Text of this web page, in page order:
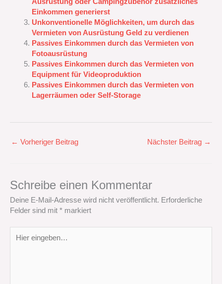
Einkommen generierst
Unkonventionelle Möglichkeiten, um durch das
Vermieten von Ausrüstung Geld zu verdienen
Passives Einkommen durch das Vermieten von
Fotoausrüstung
Passives Einkommen durch das Vermieten von
Equipment für Videoproduktion
Passives Einkommen durch das Vermieten von
Lagerräumen oder Self-Storage
← Vorheriger Beitrag Nächster Beitrag →
Schreibe einen Kommentar
Deine E-Mail-Adresse wird nicht veröffentlicht. Erforderliche
Felder sind mit * markiert
eingeben…